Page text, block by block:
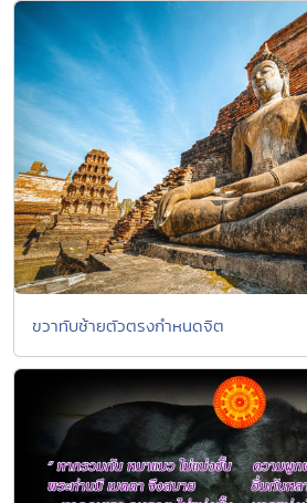
ขวาทับซ้ายตัวตรงกำหนดจิต